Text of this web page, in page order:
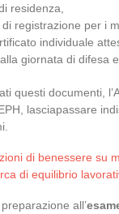
residenza,
di registrazione per i
individuale
giornata di difesa
questi documenti,
lasciapassare
di benessere su
di equilibrio
all’